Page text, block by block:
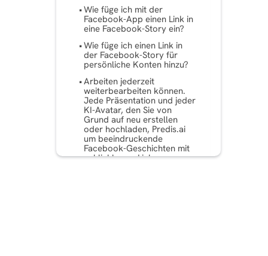
Wie füge ich mit der
Facebook-App einen Link in
eine Facebook-Story ein?
Wie füge ich einen Link in
der Facebook-Story für
persönliche Konten hinzu?
Arbeiten jederzeit
weiterbearbeiten können.
Jede Präsentation und jeder
KI-Avatar, den Sie von
Grund auf neu erstellen
oder hochladen, Predis.ai
um beeindruckende
Facebook-Geschichten mit
anklickbaren Links zu